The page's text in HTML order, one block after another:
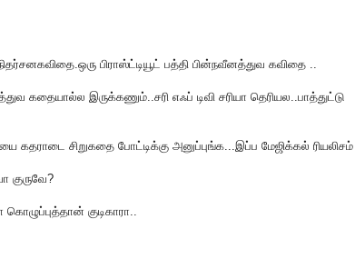
நிதர்சனகவிதை.ஒரு பிராஸ்ட்டியூட் பத்தி பின்நவீனத்துவ கவிதை ..
கதையால்ல இருக்கணும்..சரி எஃப் டிவி சரியா தெரியல..பாத்துட்டு
கதராடை சிறுகதை போட்டிக்கு அனுப்புங்க...இப்ப மேஜிக்கல் ரியலிசம்
குருவே?
குடிகாரா..